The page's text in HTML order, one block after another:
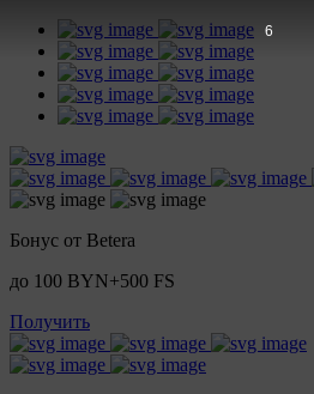
Бонус от Betera
до 100 BYN+500 FS
Получить
5